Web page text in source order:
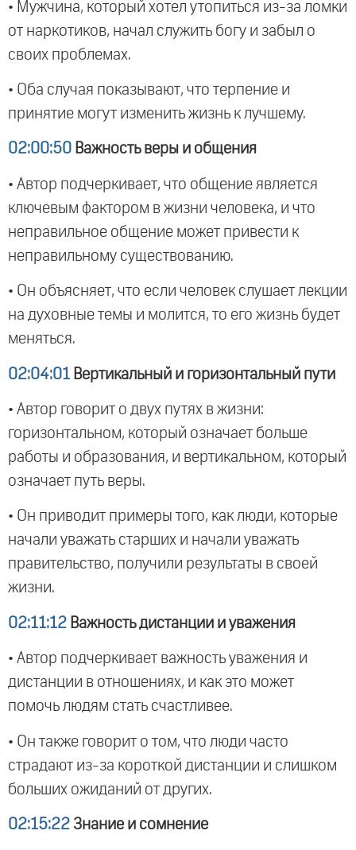
• Мужчина, который хотел утопиться из-за ломки
от наркотиков, начал служить богу и забыл о
своих проблемах.
• Оба случая показывают, что терпение и
принятие могут изменить жизнь к лучшему.
02:00:50 Важность веры и общения
• Автор подчеркивает, что общение является
ключевым фактором в жизни человека, и что
неправильное общение может привести к
неправильному существованию.
• Он объясняет, что если человек слушает лекции
на духовные темы и молится, то его жизнь будет
меняться.
02:04:01 Вертикальный и горизонтальный пути
• Автор говорит о двух путях в жизни:
горизонтальном, который означает больше
работы и образования, и вертикальном, который
означает путь веры.
• Он приводит примеры того, как люди, которые
начали уважать старших и начали уважать
правительство, получили результаты в своей
жизни.
02:11:12 Важность дистанции и уважения
• Автор подчеркивает важность уважения и
дистанции в отношениях, и как это может
помочь людям стать счастливее.
• Он также говорит о том, что люди часто
страдают из-за короткой дистанции и слишком
больших ожиданий от других.
02:15:22 Знание и сомнение